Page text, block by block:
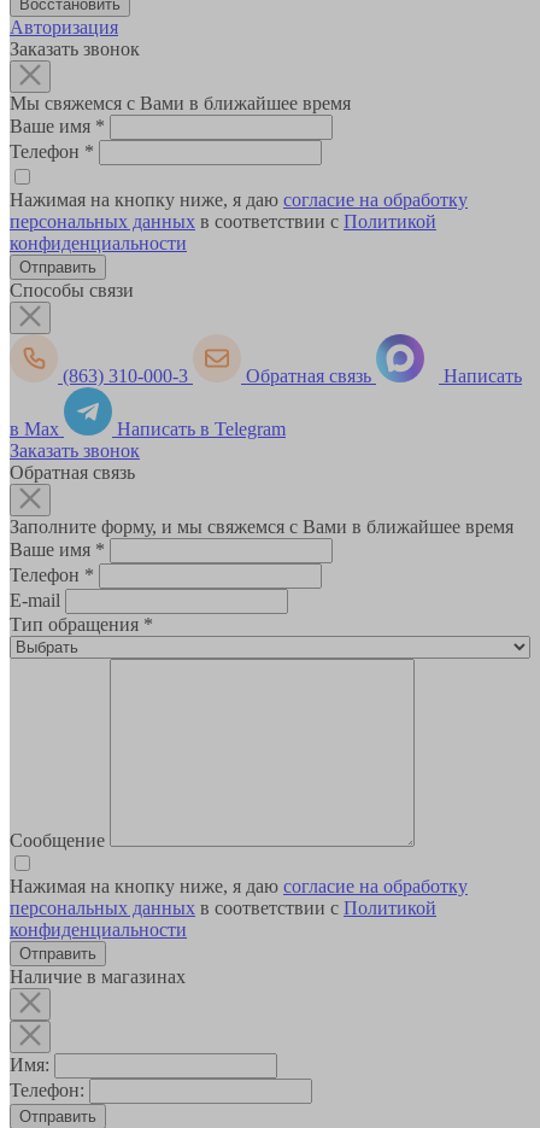
Авторизация
Заказать звонок
Мы свяжемся с Вами в ближайшее время
Ваше имя *
Телефон *
Нажимая на кнопку ниже, я даю согласие на обработку
персональных данных в соответствии с Политикой
конфиденциальности
Способы связи
(863) 310-000-3 Обратная связь Написать
в Max
Написать в Telegram
Заказать звонок
Обратная связь
Заполните форму, и мы свяжемся с Вами в ближайшее время
Ваше имя *
Телефон *
E-mail
Тип обращения *
Сообщение
Нажимая на кнопку ниже, я даю согласие на обработку
персональных данных в соответствии с Политикой
конфиденциальности
Наличие в магазинах
Имя:
Телефон:
Отправить